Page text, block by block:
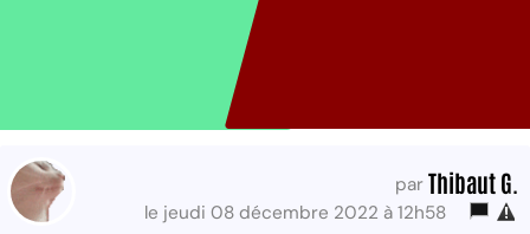
par Thibaut G.
le jeudi 08 décembre 2022 à 12h58